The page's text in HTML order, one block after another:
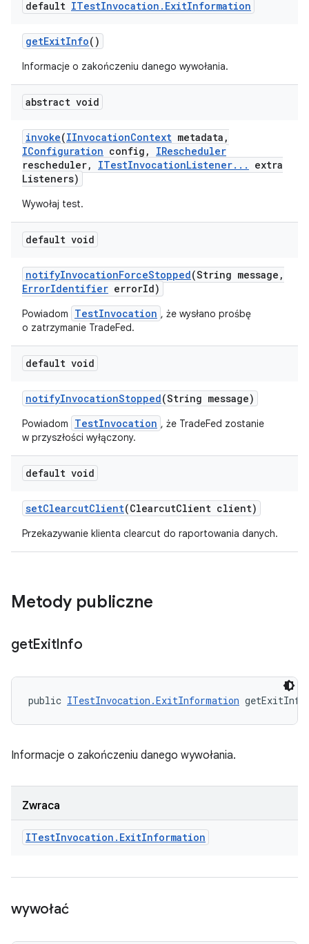
default ITestInvocation . ExitInformation
getExitInfo()
Informacje o zakończeniu danego wywołania.
abstract void
invoke(IInvocationContext metadata ,
IConfiguration config ,
IRescheduler
rescheduler, ITestInvocationListener. . .
extra
Listeners)
Wywołaj test.
default void
notifyInvocationForceStopped(String message ,
ErrorIdentifier errorId)
Powiadom TestInvocation , że wysłano prośbę
o zatrzymanie TradeFed.
default void
notifyInvocationStopped(String message)
Powiadom TestInvocation , że TradeFed zostanie
w przyszłości wyłączony.
default void
setClearcutClient(ClearcutClient client)
Przekazywanie klienta clearcut do raportowania danych.
Metody publiczne
getExitInfo
public ITestInvocation.ExitInformation
Informacje o zakończeniu danego wywołania.
Zwraca
ITestInvocation . ExitInformation
wywołać